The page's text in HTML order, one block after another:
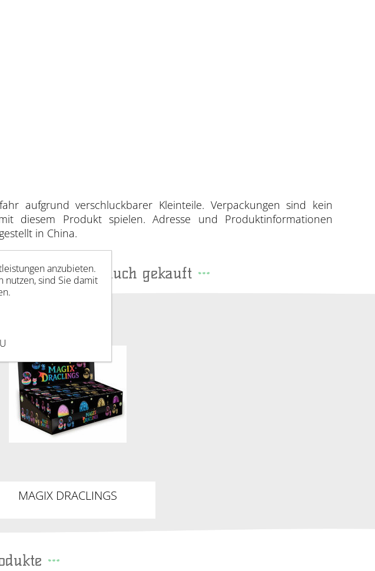
aufgrund verschluckbarer Kleinteile. Verpackungen sind kein
diesem Produkt spielen. Adresse und Produktinformationen
in China.
haben, haben auch gekauft
MAGIX DRACLINGS
anzubieten.
nutzen, sind Sie damit